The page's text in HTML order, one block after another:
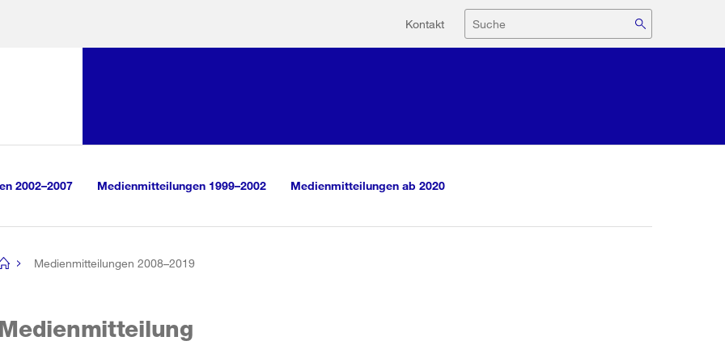
Hilfsnavigation
Kontakt Suche
2002–2007 Medienmitteilungen 1999–2002 Medienmitteilungen ab 2020
Medienmitteilungen 2008–2019